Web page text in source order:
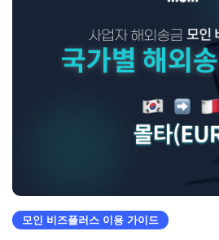
모인 비즈플러스 이용 가이드